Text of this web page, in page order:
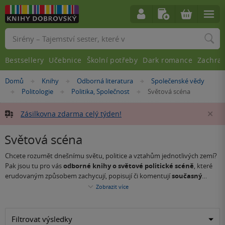
Nacházíte
Domů »Knihy »Odborná literatura »Společenské vědy
»Politologie »Politika, Společnost »
Světová scéna
Zásilkovna zdarma celý týden!
Světová scéna
Chcete rozumět dnešnímu světu, politice a vztahům jednotlivých zemí?
Pak jsou tu pro vásodborné knihy o světové politické scéně, které
erudovaným způsobem zachycují, popisují či komentujísoučasný
světový řád, jeho historii i specifické rysy jednotlivých zemí.
vládnutí v různých zemích
Zobrazit více
Filtrovat výsledky
Vyhledávání
Bestsellery Učebnice Školní potřeby Dark romance